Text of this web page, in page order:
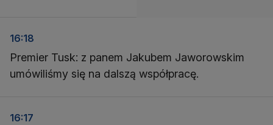
16:18
Premier Tusk: z panem Jakubem Jaworowskim
umówiliśmy się na dalszą współpracę.
16:17